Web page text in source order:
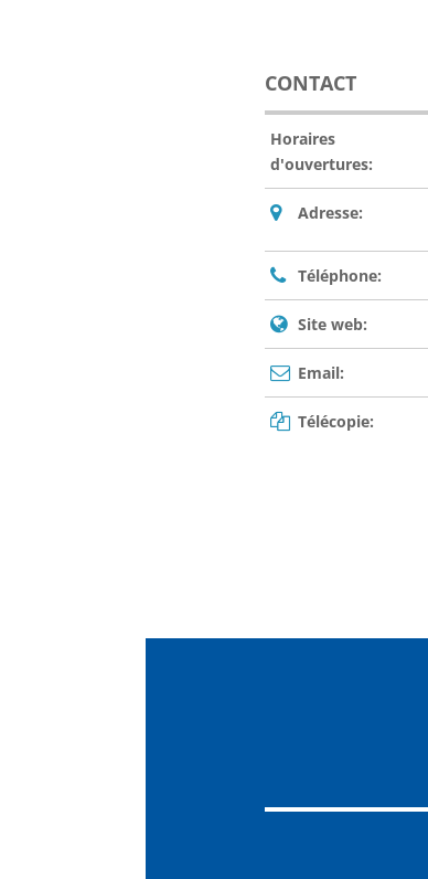
CONTACT
Horaires
d'ouvertures:
Adresse:
Téléphone:
Site web:
Email:
Télécopie: